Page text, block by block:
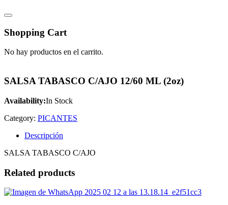
Shopping Cart
No hay productos en el carrito.
SALSA TABASCO C/AJO 12/60 ML (2oz)
Availability:In Stock
Category: PICANTES
Descripción
SALSA TABASCO C/AJO
Related products